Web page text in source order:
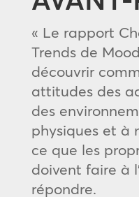
« Le rapport
Trends de
découvrir
attitudes des
des
physiques et à
ce que les
doivent faire à
répondre.